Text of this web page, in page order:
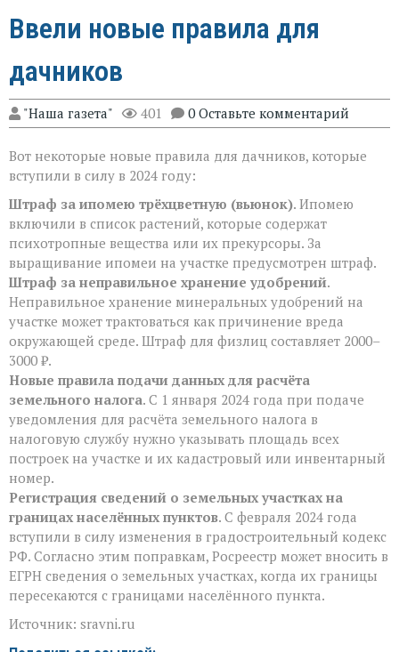
Ввели новые правила для
дачников
"Наша газета" 401 0 Оставьте комментарий
Вот некоторые новые правила для дачников, которые
вступили в силу в 2024 году:
Штраф за ипомею трёхцветную (вьюнок). Ипомею
включили в список растений, которые содержат
психотропные вещества или их прекурсоры. За
выращивание ипомеи на участке предусмотрен штраф.
Штраф за неправильное хранение удобрений.
Неправильное хранение минеральных удобрений на
участке может трактоваться как причинение вреда
окружающей среде. Штраф для физлиц составляет 2000–
3000 ₽.
Новые правила подачи данных для расчёта
земельного налога. С 1 января 2024 года при подаче
уведомления для расчёта земельного налога в
налоговую службу нужно указывать площадь всех
построек на участке и их кадастровый или инвентарный
номер.
Регистрация сведений о земельных участках на
границах населённых пунктов. С февраля 2024 года
вступили в силу изменения в градостроительный кодекс
РФ. Согласно этим поправкам, Росреестр может вносить в
ЕГРН сведения о земельных участках, когда их границы
пересекаются с границами населённого пункта.
Источник: sravni.ru